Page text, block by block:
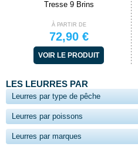
Tresse 9 Brins
À PARTIR DE
72,90 €
VOIR LE PRODUIT
LES LEURRES PAR
Leurres par type de pêche
Leurres par poissons
Leurres par marques